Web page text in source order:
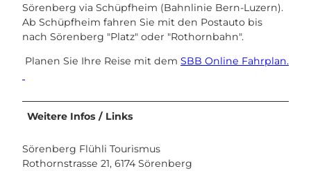
Sörenberg via Schüpfheim (Bahnlinie Bern-Luzern).
Ab Schüpfheim fahren Sie mit den Postauto bis
nach Sörenberg "Platz" oder "Rothornbahn".
Planen Sie Ihre Reise mit dem SBB Online Fahrplan.
Weitere Infos / Links
Sörenberg Flühli Tourismus
Rothornstrasse 21, 6174 Sörenberg